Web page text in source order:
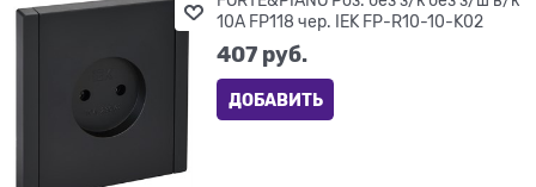
10А FP118 чер. IEK FP-R10-10-K02
407 руб.
ДОБАВИТЬ